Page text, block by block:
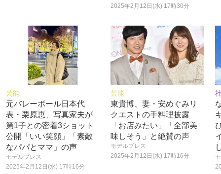
2025年2月12日(水) 17時30分
芸能
元バレーボール日本代
表・栗原恵、写真家夫が
第1子との密着3ショット
公開「いい笑顔」「素敵
なパパとママ」の声
モデルプレス
2025年2月12日(水) 17時16分
芸能
東貴博、妻・安めぐみリ
クエストの手料理披露
「お店みたい」「全部美
味しそう」と絶賛の声
モデルプレス
2025年2月12日(水) 17時16分